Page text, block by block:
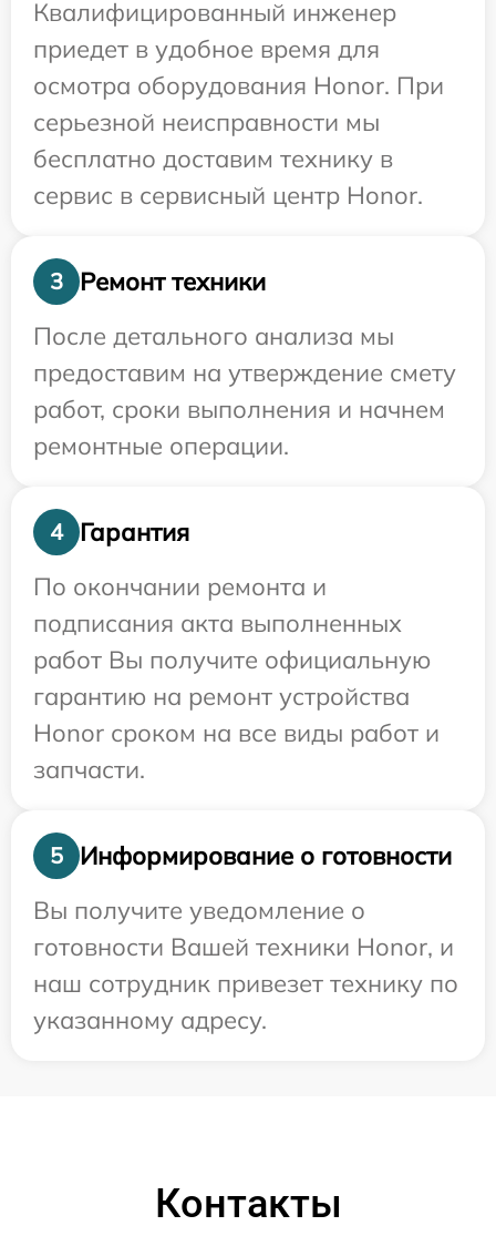
Квалифицированный инженер
приедет в удобное время для
осмотра оборудования Honor. При
серьезной неисправности мы
бесплатно доставим технику в
сервис в сервисный центр Honor.
3
Ремонт техники
После детального анализа мы
предоставим на утверждение смету
работ, сроки выполнения и начнем
ремонтные операции.
4
Гарантия
По окончании ремонта и
подписания акта выполненных
работ Вы получите официальную
гарантию на ремонт устройства
Honor сроком на все виды работ и
запчасти.
5
Информирование о готовности
Вы получите уведомление о
готовности Вашей техники Honor, и
наш сотрудник привезет технику по
указанному адресу.
Контакты